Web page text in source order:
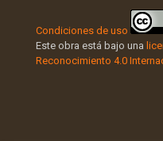
Condiciones de uso
Este obra está bajo una
Reconocimiento 4.0